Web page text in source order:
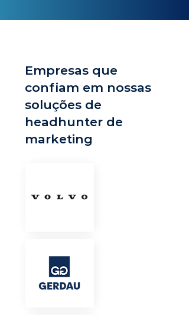
Empresas que
confiam em nossas
soluções de
headhunter de
marketing